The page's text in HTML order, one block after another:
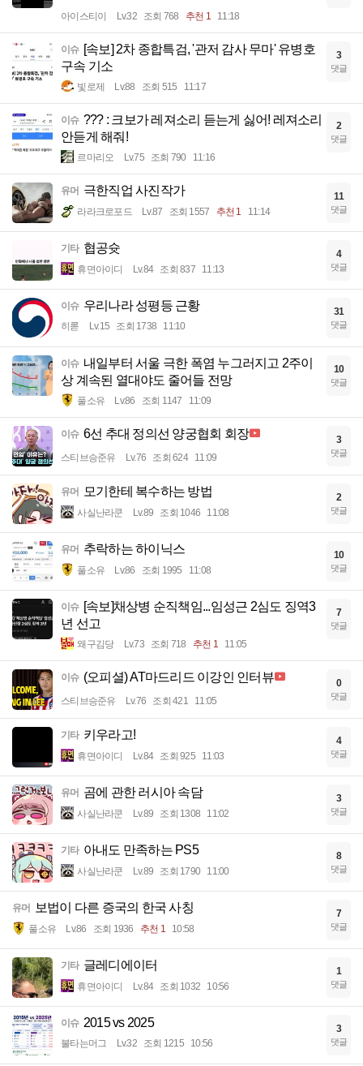
아이스티이 Lv.32 조회 768 추천 1 11:18
이슈 [속보] 2차 종합특검, '관저 감사 무마' 유병호
구속 기소
빛로제 Lv.88 조회 515 11:17
3
댓글
이슈 ??? : 크보가 레져소리 듣는게 싫어! 레져소리
안듣게 해줘!
르마리오 Lv.75 조회 790 11:16
2
댓글
유머 극한직업 사진작가
라라크로포드 Lv.87 조회 1557 추천 1 11:14
11
댓글
기타 협공슛
휴면아이디 Lv.84 조회 837 11:13
4
댓글
이슈 우리나라 성평등 근황
히롣 Lv.15 조회 1738 11:10
31
댓글
이슈 내일부터 서울 극한 폭염 누그러지고 2주이
상 계속된 열대야도 줄어들 전망
풀소유 Lv.86 조회 1147 11:09
10
댓글
이슈 6선 추대 정의선 양궁협회 회장
스티브승준유 Lv.76 조회 624 11:09
3
댓글
유머 모기한테 복수하는 방법
사실난라쿤 Lv.89 조회 1046 11:08
2
댓글
유머 추락하는 하이닉스
풀소유 Lv.86 조회 1995 11:08
10
댓글
이슈 [속보]채상병 순직책임...임성근 2심도 징역3
년 선고
왜구김당 Lv.73 조회 718 추천 1 11:05
7
댓글
이슈 (오피셜) AT마드리드 이강인 인터뷰
스티브승준유 Lv.76 조회 421 11:05
0
댓글
기타 키우라고!
휴면아이디 Lv.84 조회 925 11:03
4
댓글
유머 곰에 관한 러시아 속담
사실난라쿤 Lv.89 조회 1308 11:02
3
댓글
기타 아내도 만족하는 PS5
사실난라쿤 Lv.89 조회 1790 11:00
8
댓글
유머 보법이 다른 증국의 한국 사칭
풀소유 Lv.86 조회 1936 추천 1 10:58
7
댓글
기타 글레디에이터
휴면아이디 Lv.84 조회 1032 10:56
1
댓글
이슈 2015 vs 2025
불타는머그 Lv.32 조회 1215 10:56
3
댓글